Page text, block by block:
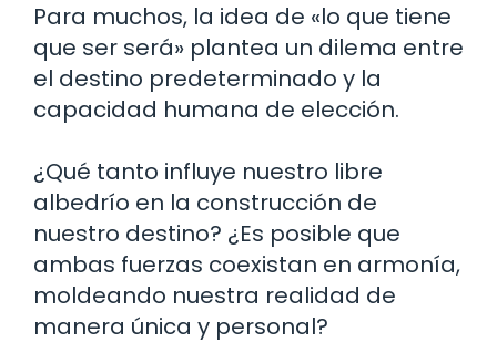
Para muchos, la idea de «lo que tiene
que ser será» plantea un dilema entre
el destino predeterminado y la
capacidad humana de elección.
¿Qué tanto influye nuestro libre
albedrío en la construcción de
nuestro destino? ¿Es posible que
ambas fuerzas coexistan en armonía,
moldeando nuestra realidad de
manera única y personal?